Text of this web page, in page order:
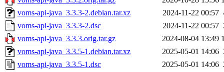
voms-api-java_3.3.3-2.debian.tar.xz
2024-11-22 00:57
voms-api-java_3.3.3-2.dsc
2024-11-22 00:57
voms-api-java_3.3.3.orig.tar.gz
2024-08-04 13:49
voms-api-java_3.3.5-1.debian.tar.xz
2025-05-01 14:06
voms-api-java_3.3.5-1.dsc
2025-05-01 14:06